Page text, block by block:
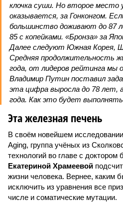
клочка суши. Но второе место
оказывается, за Гонконгом.
большинство доживают до 87
85 с копейками. «Бронза» за
Далее следуют Южная Корея,
Средняя продолжительность
года, от лидеров рейтинга мы
Владимир Путин поставил
эта цифра выросла до 78 лет, а
года. Как это будет
Эта железная печень
В своём новейшем
Aging, группа учёных из
технологий во главе с доктором
Екатериной Храмеевой
жизни человека. Вернее, каким
исключить из уравнения все
числе и соматические мутации.